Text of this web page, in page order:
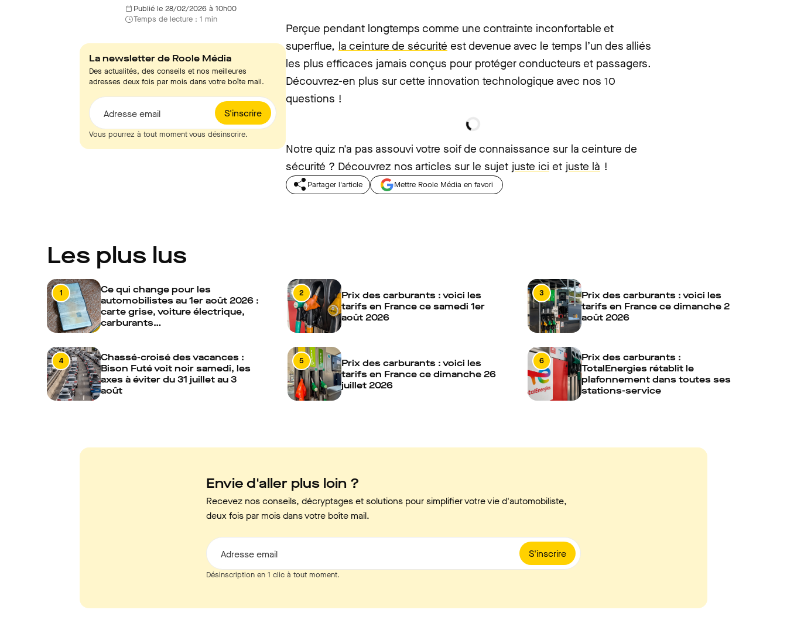
Publié le 28/02/2026 à 10h00
Temps de lecture : 1 min
La newsletter de Roole Média
Des actualités, des conseils et nos meilleures
adresses deux fois par mois dans votre boîte mail.
S'inscrire
Adresse email
Vous pourrez à tout moment vous désinscrire.
Perçue pendant longtemps comme une contrainte inconfortable et
superflue, la ceinture de sécurité est devenue avec le temps l’un des alliés
les plus efficaces jamais conçus pour protéger conducteurs et passagers.
Découvrez-en plus sur cette innovation technologique avec nos 10
questions !
Notre quiz n'a pas assouvi votre soif de connaissance sur la ceinture de
sécurité ? Découvrez nos articles sur le sujet juste ici et juste là !
Partager l'article Mettre Roole Média en favori
Les plus lus
1
Ce qui change pour les
automobilistes au 1er août 2026 :
carte grise, voiture électrique,
carburants…
2
Prix des carburants : voici les
tarifs en France ce samedi 1er
août 2026
3
Prix des carburants : voici les
tarifs en France ce dimanche 2
août 2026
4
Chassé-croisé des vacances :
Bison Futé voit noir samedi, les
axes à éviter du 31 juillet au 3
août
5
Prix des carburants : voici les
tarifs en France ce dimanche 26
juillet 2026
6
Prix des carburants :
TotalEnergies rétablit le
plafonnement dans toutes ses
stations-service
Envie d'aller plus loin ?
Recevez nos conseils, décryptages et solutions pour simplifier votre vie d'automobiliste,
deux fois par mois dans votre boîte mail.
S'inscrire
Adresse email
Désinscription en 1 clic à tout moment.